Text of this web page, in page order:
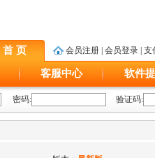
首 页 会员注册 会员登录 支
客服中心 软件
密码: 验证码: